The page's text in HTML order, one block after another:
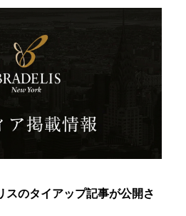
スのタイアップ記事が公開さ